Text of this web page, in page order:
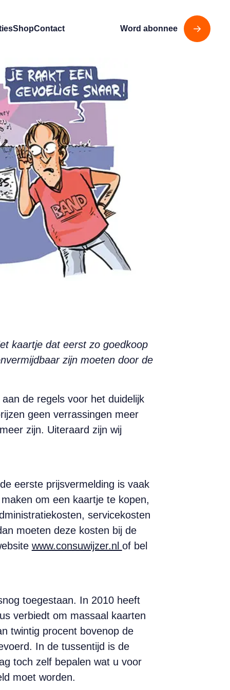
ShopContact Word abonnee
kaartje dat eerst zo goedkoop
zijn moeten door de
de regels voor het duidelijk
geen verrassingen meer
zijn. Uiteraard zijn wij
eerste prijsvermelding is vaak
om een kaartje te kopen,
service­kosten
moeten deze kosten bij de
www.consuwijzer.nl of bel
toegestaan. In 2010 heeft
verbiedt om massaal kaarten
twintig procent bovenop de
In de tussentijd is de
toch zelf bepalen wat u voor
moet worden.